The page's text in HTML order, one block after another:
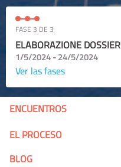
FASE 3 DE 3
ELABORAZIONE DOSSIER
1/5/2024 - 24/5/2024
Ver las fases
ENCUENTROS
EL PROCESO
BLOG